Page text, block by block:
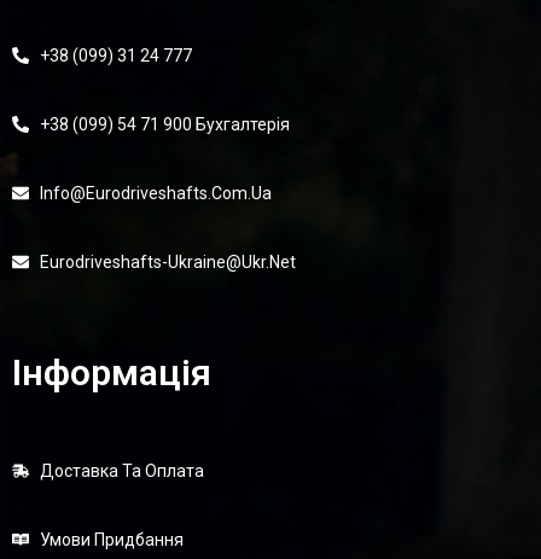
+38 (099) 31 24 777
+38 (099) 54 71 900 Бухгалтерія
Info@eurodriveshafts.com.ua
Eurodriveshafts-Ukraine@ukr.net
Інформація
Доставка Та Оплата
Умови Придбання